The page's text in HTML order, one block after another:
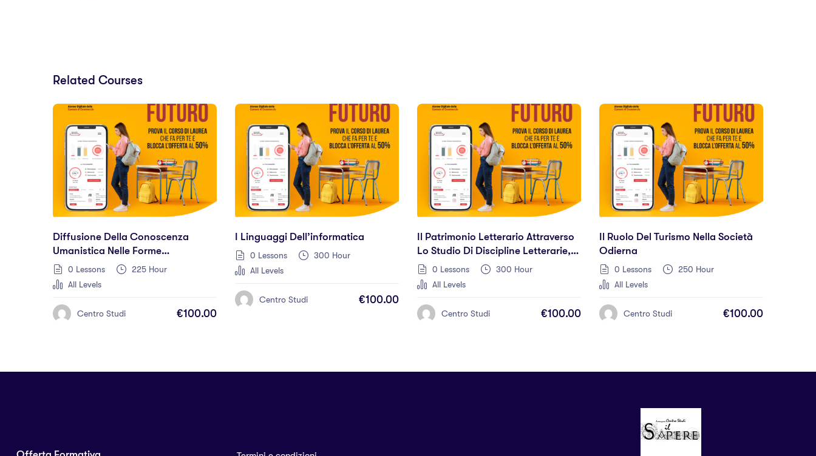
Related Courses
Diffusione Della Conoscenza
Umanistica Nelle Forme
Multisettoriali
0 Lessons
225 Hour
All Levels
Centro Studi €100.00
I Linguaggi Dell’informatica
0 Lessons
300 Hour
All Levels
Centro Studi €100.00
Il Patrimonio Letterario Attraverso
Lo Studio Di Discipline Letterarie,
Linguistiche E Filologiche
0 Lessons
300 Hour
All Levels
Centro Studi €100.00
Il Ruolo Del Turismo Nella Società
Odierna
0 Lessons
250 Hour
All Levels
Centro Studi €100.00